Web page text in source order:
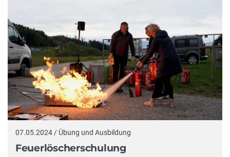
07.05.2024 / Übung und Ausbildung
Feuerlöscherschulung